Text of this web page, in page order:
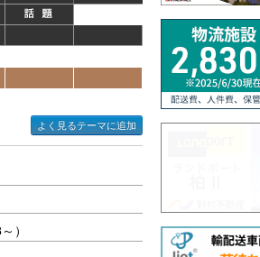
よく見るテーマに追加
）